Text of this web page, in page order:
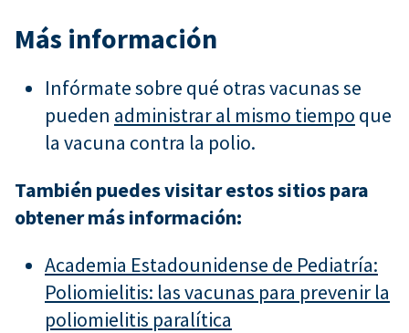
Más información
Infórmate sobre qué otras vacunas se
pueden administrar al mismo tiempo que
la vacuna contra la polio.
También puedes visitar estos sitios para
obtener más información:
Academia Estadounidense de Pediatría:
Poliomielitis: las vacunas para prevenir la
poliomielitis paralítica